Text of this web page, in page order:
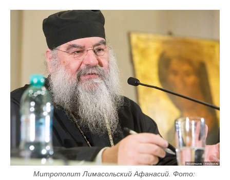
Митрополит Лимасольский Афанасий. Фото: